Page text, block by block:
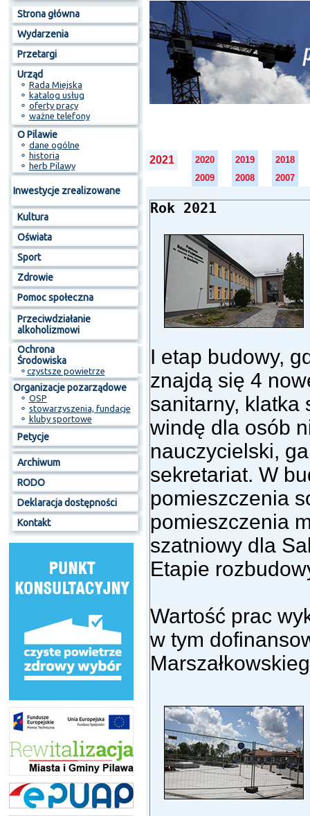
Strona główna
Wydarzenia
Przetargi
Urząd
⚬ Rada Miejska
⚬ katalog usług
⚬ oferty pracy
⚬ ważne telefony
O Pilawie
⚬ dane ogólne
⚬ historia
⚬ herb Pilawy
Inwestycje zrealizowane
Kultura
Oświata
Sport
Zdrowie
Pomoc społeczna
Przeciwdziałanie
alkoholizmowi
Ochrona
Środowiska
⚬ czystsze powietrze
Organizacje pozarządowe
⚬ OSP
⚬ stowarzyszenia, fundacje
⚬ kluby sportowe
Petycje
Archiwum
RODO
Deklaracja dostępności
Kontakt
2021 2020 2019
2018
2009
2008 2007
Rok 2021
I etap budowy,
znajdą się 4
sanitarny, klatka
windę dla osób
nauczycielski,
sekretariat. W
pomieszczenia
pomieszczenia
szatniowy dla
Etapie
Wartość prac
w tym